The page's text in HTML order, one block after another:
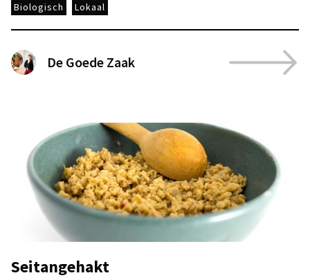
Biologisch Lokaal
De Goede Zaak
Seitangehakt